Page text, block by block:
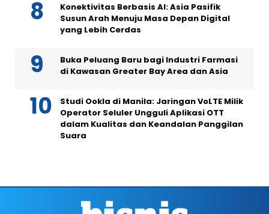
Konektivitas Berbasis AI: Asia Pasifik
Susun Arah Menuju Masa Depan Digital
yang Lebih Cerdas
Buka Peluang Baru bagi Industri Farmasi
di Kawasan Greater Bay Area dan Asia
Studi Ookla di Manila: Jaringan VoLTE Milik
Operator Seluler Ungguli Aplikasi OTT
dalam Kualitas dan Keandalan Panggilan
Suara